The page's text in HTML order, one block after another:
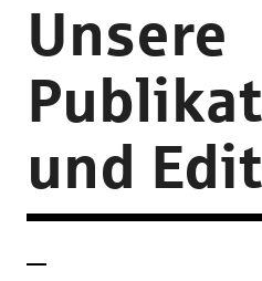
Unsere
und